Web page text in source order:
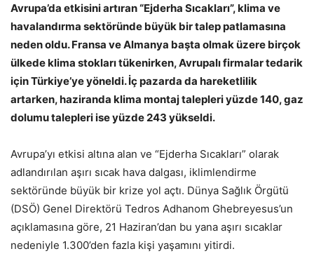
Avrupa’da etkisini artıran “Ejderha Sıcakları”, klima ve
havalandırma sektöründe büyük bir talep patlamasına
neden oldu. Fransa ve Almanya başta olmak üzere birçok
ülkede klima stokları tükenirken, Avrupalı firmalar tedarik
için Türkiye’ye yöneldi. İç pazarda da hareketlilik
artarken, haziranda klima montaj talepleri yüzde 140, gaz
dolumu talepleri ise yüzde 243 yükseldi.
Avrupa’yı etkisi altına alan ve “Ejderha Sıcakları” olarak
adlandırılan aşırı sıcak hava dalgası, iklimlendirme
sektöründe büyük bir krize yol açtı. Dünya Sağlık Örgütü
(DSÖ) Genel Direktörü Tedros Adhanom Ghebreyesus’un
açıklamasına göre, 21 Haziran’dan bu yana aşırı sıcaklar
nedeniyle 1.300’den fazla kişi yaşamını yitirdi.